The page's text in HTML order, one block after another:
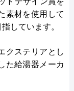
素材を使用して
しています。
クステリアとし
た給湯器メーカ